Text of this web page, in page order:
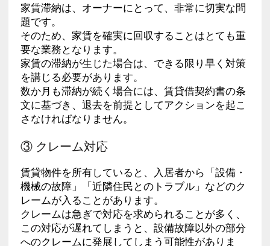
家賃滞納は、オーナーにとって、非常に切実な問
題です。
そのため、家賃を確実に回収することはとても重
要な業務となります。
家賃の滞納が生じた場合は、できる限り早く対策
を講じる必要があります。
数か月も滞納が続く場合には、賃貸借契約書の条
文に基づき、退去を前提としてアクションを起こ
さなければなりません。
③ クレーム対応
賃貸物件を所有していると、入居者から「設備・
機械の故障」「近隣住民とのトラブル」などのク
レームが入ることがあります。
クレームは急ぎで対応を求められることが多く、
この対応が遅れてしまうと、設備故障以外の部分
へのクレームに発展してしまう可能性がありま